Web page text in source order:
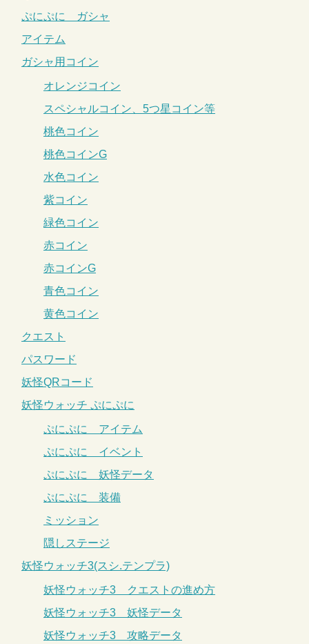
ぷにぷに ガシャ
アイテム
ガシャ用コイン
オレンジコイン
スペシャルコイン、5つ星コイン等
桃色コイン
桃色コインG
水色コイン
紫コイン
緑色コイン
赤コイン
赤コインG
青色コイン
黄色コイン
クエスト
パスワード
妖怪QRコード
妖怪ウォッチ ぷにぷに
ぷにぷに アイテム
ぷにぷに イベント
ぷにぷに 妖怪データ
ぷにぷに 装備
ミッション
隠しステージ
妖怪ウォッチ3(スシ.テンプラ)
妖怪ウォッチ3 クエストの進め方
妖怪ウォッチ3 妖怪データ
妖怪ウォッチ3 攻略データ